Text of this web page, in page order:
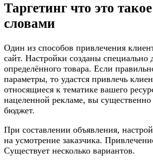
Таргетинг что это
словами
Один из способов привлечения
сайт. Настройки созданы специально
определённого товара. Если
параметры, то удастся привлечь
относящиеся к тематике вашего
нацеленной рекламе, вы существенно
бюджет.
При составлении объявления,
на усмотрение заказчика.
Существует несколько вариантов.